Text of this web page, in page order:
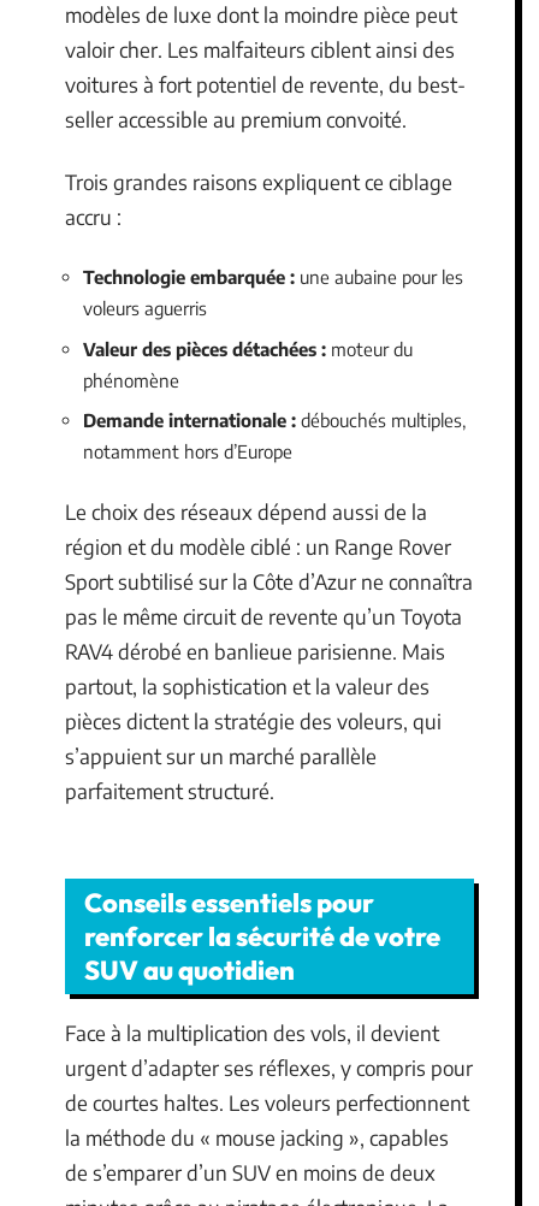
modèles de luxe dont la moindre pièce peut
valoir cher. Les malfaiteurs ciblent ainsi des
voitures à fort potentiel de revente, du best-
seller accessible au premium convoité.
Trois grandes raisons expliquent ce ciblage
accru :
Technologie embarquée : une aubaine pour les
voleurs aguerris
Valeur des pièces détachées : moteur du
phénomène
Demande internationale : débouchés multiples,
notamment hors d’Europe
Le choix des réseaux dépend aussi de la
région et du modèle ciblé : un Range Rover
Sport subtilisé sur la Côte d’Azur ne connaîtra
pas le même circuit de revente qu’un Toyota
RAV4 dérobé en banlieue parisienne. Mais
partout, la sophistication et la valeur des
pièces dictent la stratégie des voleurs, qui
s’appuient sur un marché parallèle
parfaitement structuré.
Conseils essentiels pour
renforcer la sécurité de votre
SUV au quotidien
Face à la multiplication des vols, il devient
urgent d’adapter ses réflexes, y compris pour
de courtes haltes. Les voleurs perfectionnent
la méthode du « mouse jacking », capables
de s’emparer d’un SUV en moins de deux